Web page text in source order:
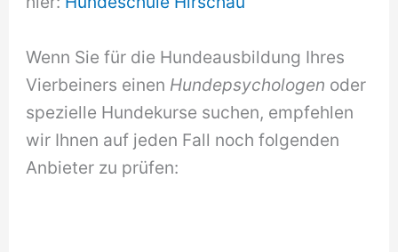
Wenn Sie für die Hundeausbildung Ihres
Vierbeiners einen Hundepsychologen oder
spezielle Hundekurse suchen, empfehlen
wir Ihnen auf jeden Fall noch folgenden
Anbieter zu prüfen: